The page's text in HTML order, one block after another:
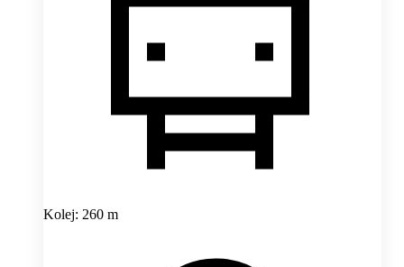
Kolej: 260 m